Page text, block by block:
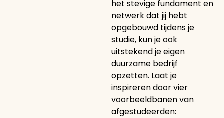
het stevige fundament en
netwerk dat jij hebt
opgebouwd tijdens je
studie, kun je ook
uitstekend je eigen
duurzame bedrijf
opzetten. Laat je
inspireren door vier
voorbeeldbanen van
afgestudeerden: